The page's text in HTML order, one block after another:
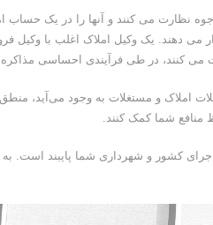
وجوه نظارت می کنند و آنها را در یک حساب
دهند. یک وکیل املاک اغلب با وکیل
می کنند، در طی فرآیندی احساسی مذاکره
املاک و مستغلات به وجود می‌آید،
منافع شما کمک کنند.
کشور و شهرداری شما پایبند است. به